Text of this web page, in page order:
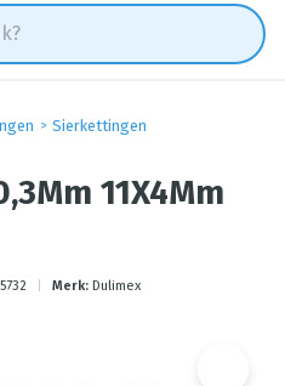
Sierkettingen
11X4Mm
Merk: Dulimex